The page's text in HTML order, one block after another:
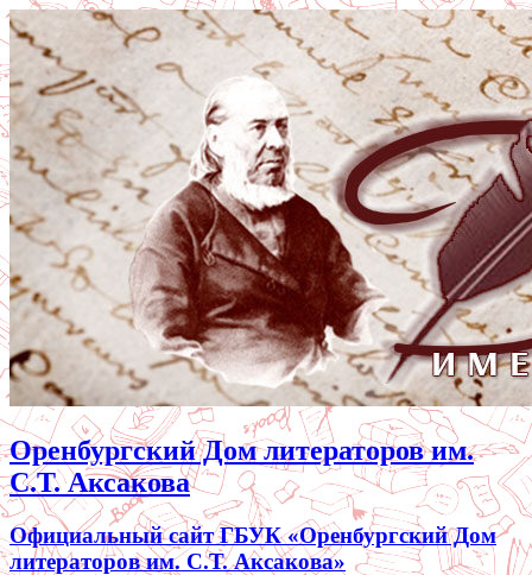
Оренбургский Дом литераторов им.
С.Т. Аксакова
Официальный сайт ГБУК «Оренбургский Дом
литераторов им. С.Т. Аксакова»